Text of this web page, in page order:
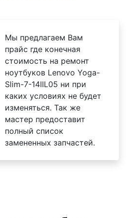
Мы предлагаем Вам
прайс где конечная
стоимость на ремонт
ноутбуков Lenovo Yoga-
Slim-7-14IIL05 ни при
каких условиях не будет
изменяться. Так же
мастер предоставит
полный список
замененных запчастей.